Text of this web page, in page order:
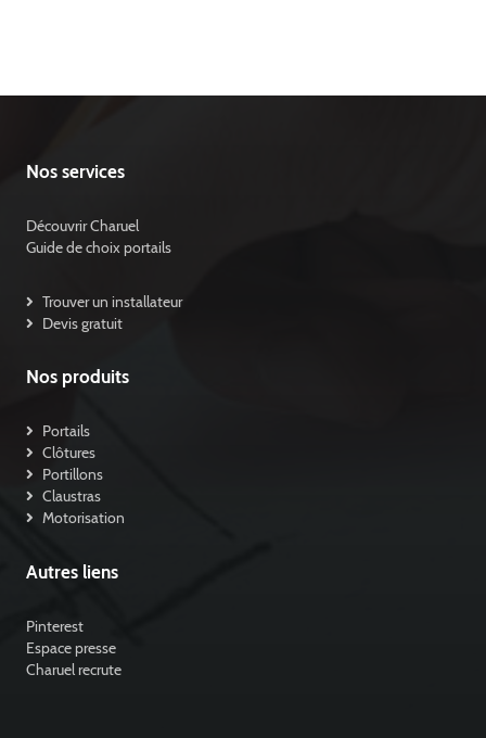
Nos services
Découvrir Charuel
Guide de choix portails
Trouver un installateur
Devis gratuit
Nos produits
Portails
Clôtures
Portillons
Claustras
Motorisation
Autres liens
Pinterest
Espace presse
Charuel recrute